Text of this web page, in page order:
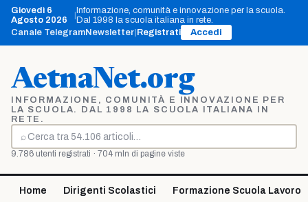
Vai
contenuto
Giovedì 6
Agosto 2026
Informazione, comunità e innovazione per la scuola.
Dal 1998 la scuola italiana in rete.
Canale TelegramNewsletter Registrati Accedi
AetnaNet.org
INFORMAZIONE, COMUNITÀ E INNOVAZIONE PER
LA SCUOLA. DAL 1998 LA SCUOLA ITALIANA IN
RETE.
⌕
Cerca
9.786 utenti registrati · 704 mln di pagine viste
Home Dirigenti Scolastici Formazione Scuola Lavoro